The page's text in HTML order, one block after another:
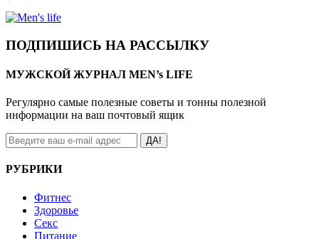
ПОДПИШИСЬ НА РАССЫЛКУ
МУЖСКОЙ ЖУРНАЛ MEN’s LIFE
Регулярно самые полезные советы и тонны полезной
информации на ваш почтовый ящик
ДА!
РУБРИКИ
Фитнес
Здоровье
Секс
Питание